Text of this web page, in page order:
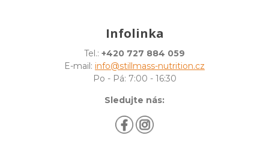
Infolinka
Tel.: +420 727 884 059
E-mail: info@stillmass-nutrition.cz
Po - Pá: 7:00 - 16:30
Sledujte nás: